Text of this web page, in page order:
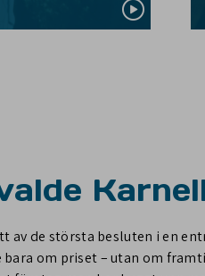
av de största besluten i en
om priset – utan om